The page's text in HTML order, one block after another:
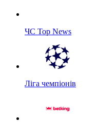
ЧС Top News
Ліга чемпіонів